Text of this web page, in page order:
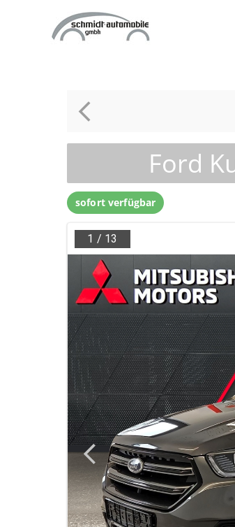
Ford
sofort verfügbar
1 / 13